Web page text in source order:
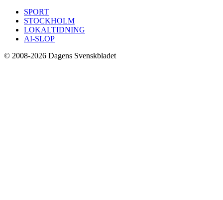
SPORT
STOCKHOLM
LOKALTIDNING
AI-SLOP
© 2008-2026 Dagens Svenskbladet